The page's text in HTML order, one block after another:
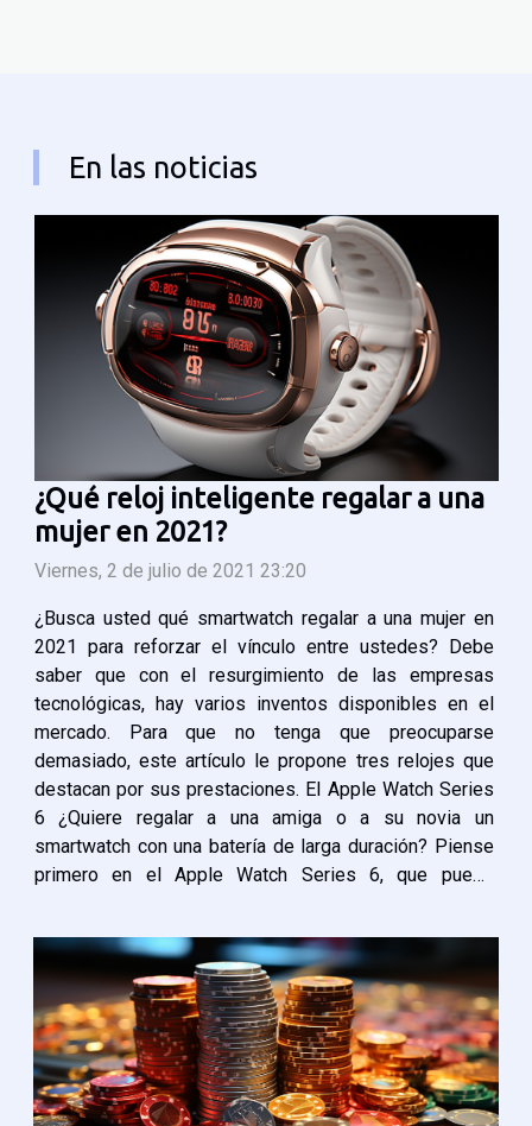
En las noticias
¿Qué reloj inteligente regalar a una
mujer en 2021?
Viernes, 2 de julio de 2021 23:20
¿Busca usted qué smartwatch regalar a una mujer en
2021 para reforzar el vínculo entre ustedes? Debe
saber que con el resurgimiento de las empresas
tecnológicas, hay varios inventos disponibles en el
mercado. Para que no tenga que preocuparse
demasiado, este artículo le propone tres relojes que
destacan por sus prestaciones. El Apple Watch Series
6 ¿Quiere regalar a una amiga o a su novia un
smartwatch con una batería de larga duración? Piense
primero en el Apple Watch Series 6, que puede